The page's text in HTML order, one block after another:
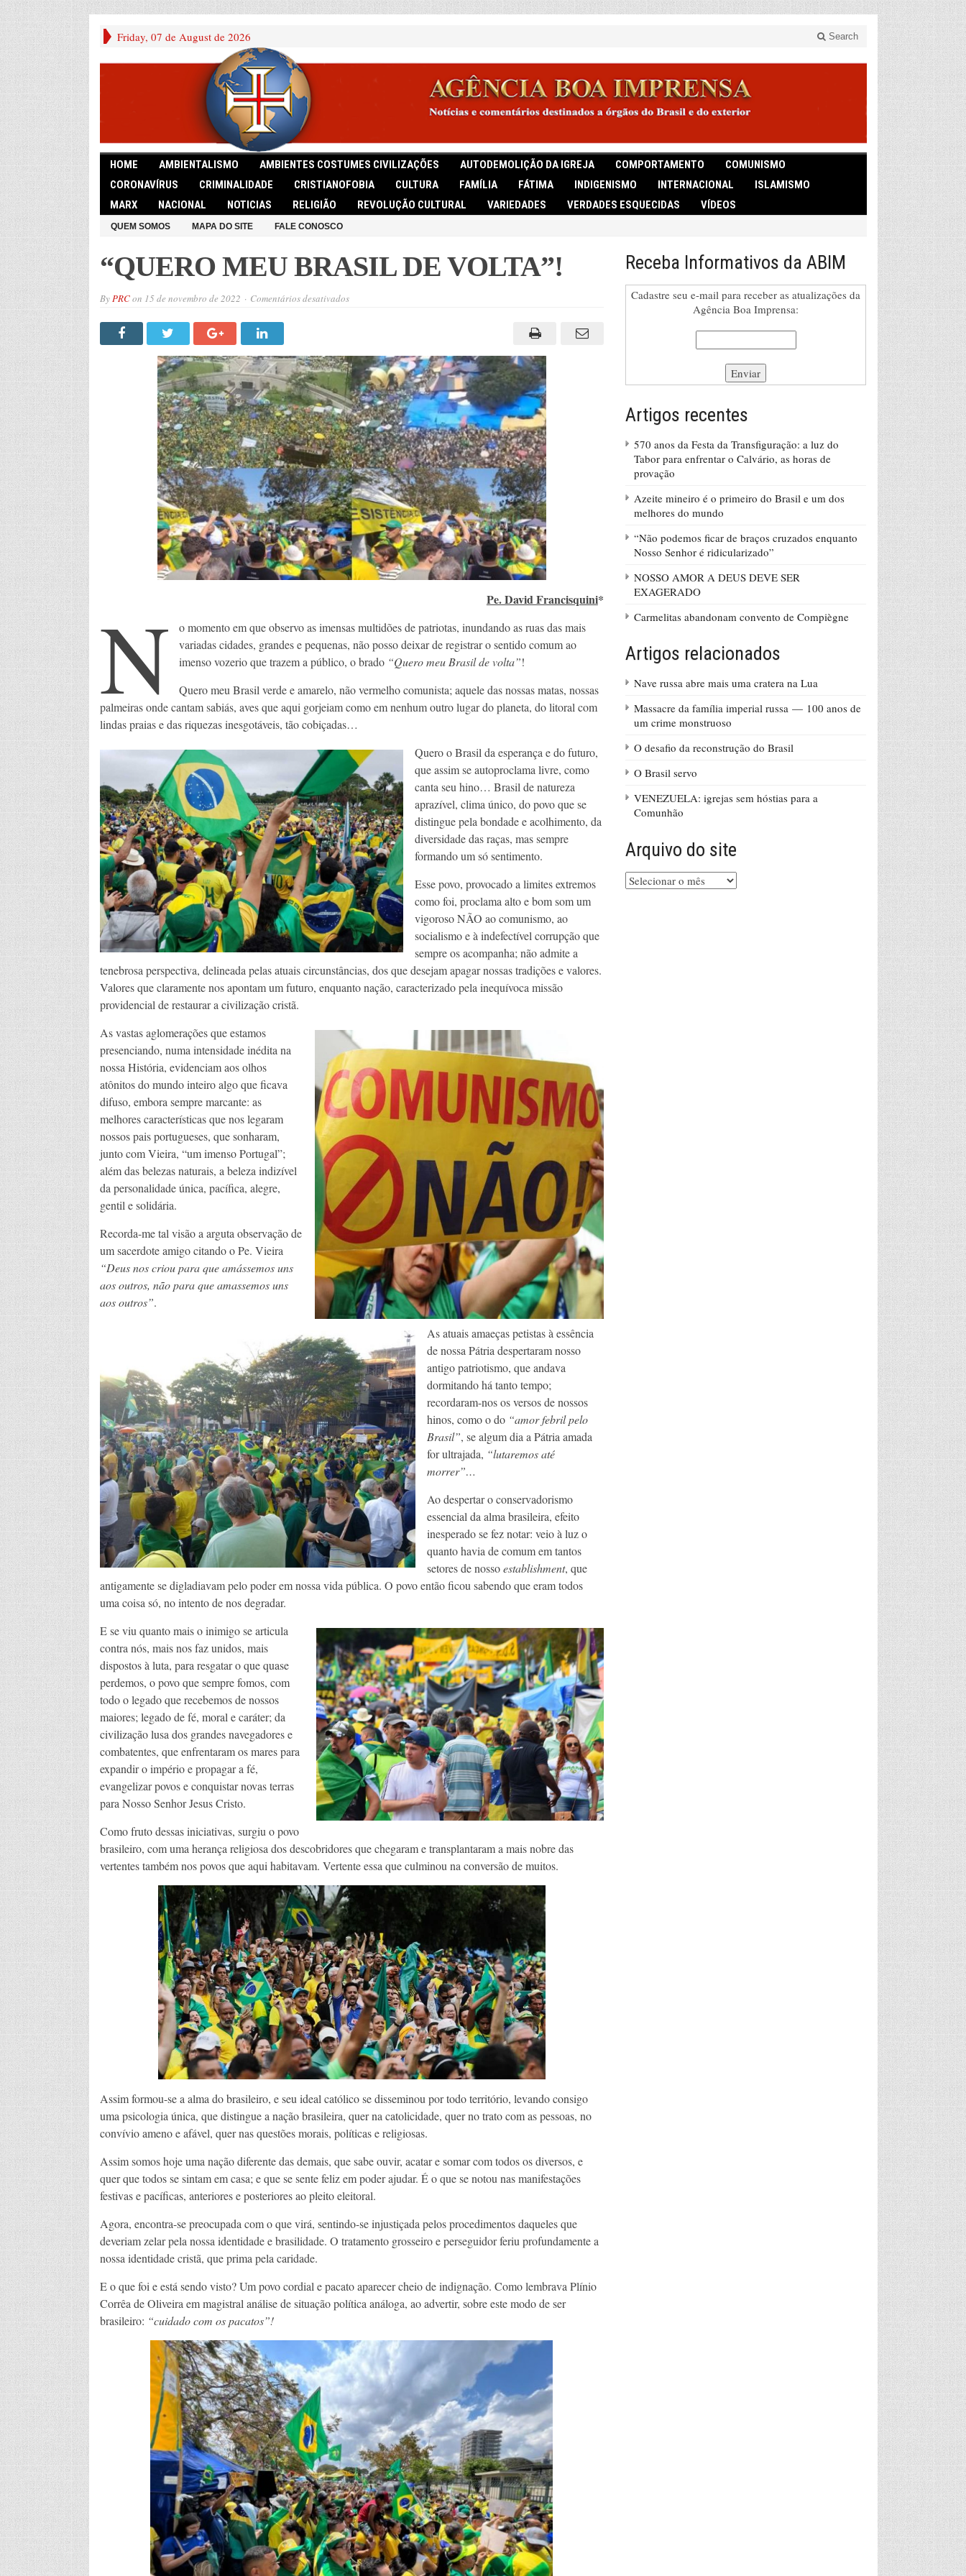
Friday, 07 de August de 2026 Search
HOME AMBIENTALISMO AMBIENTES COSTUMES CIVILIZAÇÕES AUTODEMOLIÇÃO DA IGREJA COMPORTAMENTO
COMUNISMO
CORONAVÍRUS
CRIMINALIDADE CRISTIANOFOBIA CULTURA FAMÍLIA FÁTIMA INDIGENISMO INTERNACIONAL
ISLAMISMO
MARX
NACIONAL NOTICIAS RELIGIÃO REVOLUÇÃO CULTURAL VARIEDADES VERDADES ESQUECIDAS VÍDEOS
QUEM SOMOS MAPA DO SITE FALE CONOSCO
“QUERO MEU BRASIL DE VOLTA”!
ByPRCon 15 de novembro de 2022 Comentários desativadosem
Pe. David Francisquini*
N
o momento em que observo as imensas multidões de patriotas, inundando as ruas das mais
variadas cidades, grandes e pequenas, não posso deixar de registrar o sentido comum ao
imenso vozerio que trazem a público, o brado “Quero meu Brasil de volta”!
Quero meu Brasil verde e amarelo, não vermelho comunista; aquele das nossas matas, nossas
palmeiras onde cantam sabiás, aves que aqui gorjeiam como em nenhum outro lugar do planeta, do litoral com
lindas praias e das riquezas inesgotáveis, tão cobiçadas…
Quero o Brasil da esperança e do futuro,
que assim se autoproclama livre, como
canta seu hino… Brasil de natureza
aprazível, clima único, do povo que se
distingue pela bondade e acolhimento, da
diversidade das raças, mas sempre
formando um só sentimento.
Esse povo, provocado a limites extremos
como foi, proclama alto e bom som um
vigoroso NÃO ao comunismo, ao
socialismo e à indefectível corrupção que
sempre os acompanha; não admite a
tenebrosa perspectiva, delineada pelas atuais circunstâncias, dos que desejam apagar nossas tradições e valores.
Valores que claramente nos apontam um futuro, enquanto nação, caracterizado pela inequívoca missão
providencial de restaurar a civilização cristã.
As vastas aglomerações que estamos
presenciando, numa intensidade inédita na
nossa História, evidenciam aos olhos
atônitos do mundo inteiro algo que ficava
difuso, embora sempre marcante: as
melhores características que nos legaram
nossos pais portugueses, que sonharam,
junto com Vieira, “um imenso Portugal”;
além das belezas naturais, a beleza indizível
da personalidade única, pacífica, alegre,
gentil e solidária.
Recorda-me tal visão a arguta observação de
um sacerdote amigo citando o Pe. Vieira
“Deus nos criou para que amássemos uns
aos outros, não para que amassemos uns
aos outros”.
As atuais amaeças petistas à essência
de nossa Pátria despertaram nosso
antigo patriotismo, que andava
dormitando há tanto tempo;
recordaram-nos os versos de nossos
hinos, como o do “amor febril pelo
Brasil”, se algum dia a Pátria amada
for ultrajada, “lutaremos até
morrer”…
Ao despertar o conservadorismo
essencial da alma brasileira, efeito
inesperado se fez notar: veio à luz o
quanto havia de comum em tantos
setores de nossoestablishment, que
antigamente se digladiavam pelo poder em nossa vida pública. O povo então ficou sabendo que eram todos
uma coisa só, no intento de nos degradar.
E se viu quanto mais o inimigo se articula
contra nós, mais nos faz unidos, mais
dispostos à luta, para resgatar o que quase
perdemos, o povo que sempre fomos, com
todo o legado que recebemos de nossos
maiores; legado de fé, moral e caráter; da
civilização lusa dos grandes navegadores e
combatentes, que enfrentaram os mares para
expandir o império e propagar a fé,
evangelizar povos e conquistar novas terras
para Nosso Senhor Jesus Cristo.
Como fruto dessas iniciativas, surgiu o povo
brasileiro, com uma herança religiosa dos descobridores que chegaram e transplantaram a mais nobre das
vertentes também nos povos que aqui habitavam. Vertente essa que culminou na conversão de muitos.
Assim formou-se a alma do brasileiro, e seu ideal católico se disseminou por todo território, levando consigo
uma psicologia única, que distingue a nação brasileira, quer na catolicidade, quer no trato com as pessoas, no
convívio ameno e afável, quer nas questões morais, políticas e religiosas.
Assim somos hoje uma nação diferente das demais, que sabe ouvir, acatar e somar com todos os diversos, e
quer que todos se sintam em casa; e que se sente feliz em poder ajudar. É o que se notou nas manifestações
festivas e pacíficas, anteriores e posteriores ao pleito eleitoral.
Agora, encontra-se preocupada com o que virá, sentindo-se injustiçada pelos procedimentos daqueles que
deveriam zelar pela nossa identidade e brasilidade. O tratamento grosseiro e perseguidor feriu profundamente a
nossa identidade cristã, que prima pela caridade.
E o que foi e está sendo visto? Um povo cordial e pacato aparecer cheio de indignação. Como lembrava Plínio
Corrêa de Oliveira em magistral análise de situação política análoga, ao advertir, sobre este modo de ser
brasileiro: “cuidado com os pacatos”!
Receba Informativos da ABIM
Cadastre seu e-mail para receber as atualizações da
Agência Boa Imprensa:
Artigos recentes
570 anos da Festa da Transfiguração: a luz do
Tabor para enfrentar o Calvário, as horas de
provação
Azeite mineiro é o primeiro do Brasil e um dos
melhores do mundo
“Não podemos ficar de braços cruzados enquanto
Nosso Senhor é ridicularizado”
NOSSO AMOR A DEUS DEVE SER
EXAGERADO
Carmelitas abandonam convento de Compiègne
Artigos relacionados
Nave russa abre mais uma cratera na Lua
Massacre da família imperial russa — 100 anos de
um crime monstruoso
O desafio da reconstrução do Brasil
O Brasil servo
VENEZUELA: igrejas sem hóstias para a
Comunhão
Arquivo do site
Arquivo
do